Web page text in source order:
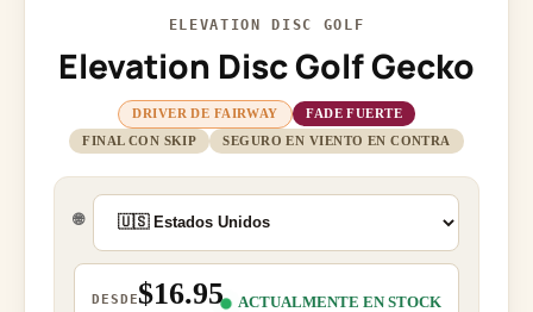
ELEVATION DISC GOLF
Elevation Disc Golf Gecko
DRIVER DE FAIRWAY
FADE FUERTE
FINAL CON SKIP
SEGURO EN VIENTO EN CONTRA
🌐
DESDE$16.95 ACTUALMENTE EN STOCK